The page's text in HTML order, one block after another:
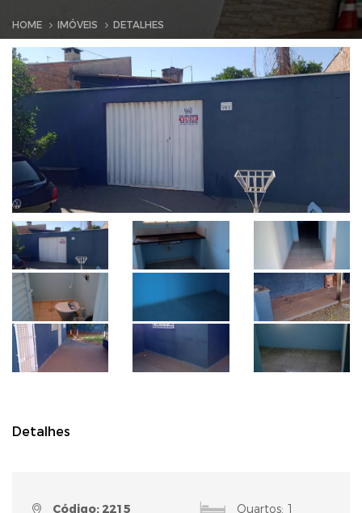
HOME IMÓVEIS DETALHES
Detalhes
Código: 2215 Quartos: 1